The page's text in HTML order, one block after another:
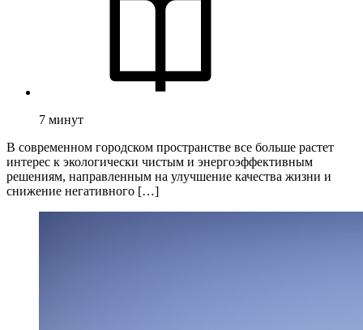
7 минут
В современном городском пространстве все больше растет
интерес к экологически чистым и энергоэффективным
решениям, направленным на улучшение качества жизни и
снижение негативного […]